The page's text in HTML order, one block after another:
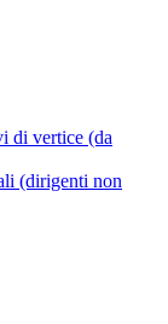
di vertice (da
(dirigenti non